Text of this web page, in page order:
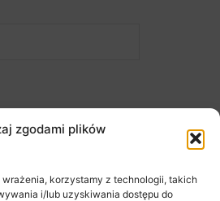
zgodami plików
korzystamy z technologii, takich
i/lub uzyskiwania dostępu do